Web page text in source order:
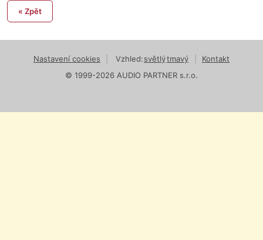
« Zpět
Nastavení cookies Vzhled:světlýtmavý
Kontakt
© 1999-2026 AUDIO PARTNER s.r.o.